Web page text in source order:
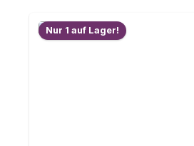
Nur 1 auf Lager!